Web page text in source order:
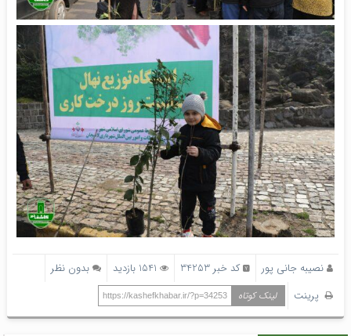
نصیبه جانی پور کد خبر 34253 1541 بازدید
بدون نظر
پرینت
لینک کوتاه https://kashefkhabar.ir/?p=34253